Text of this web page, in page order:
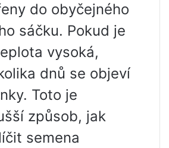
do obyčejného
sáčku. Pokud je
vysoká,
dnů se objeví
Toto je
způsob, jak
semena